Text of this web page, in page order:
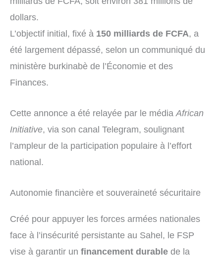
dollars.
L’objectif initial, fixé à 150 milliards de FCFA, a
été largement dépassé, selon un communiqué du
ministère burkinabè de l’Économie et des
Finances.
Cette annonce a été relayée par le médiaAfrican
Initiative, via son canal Telegram, soulignant
l’ampleur de la participation populaire à l’effort
national.
Autonomie financière et souveraineté sécuritaire
Créé pour appuyer les forces armées nationales
face à l’insécurité persistante au Sahel, le FSP
vise à garantir un financement durable de la